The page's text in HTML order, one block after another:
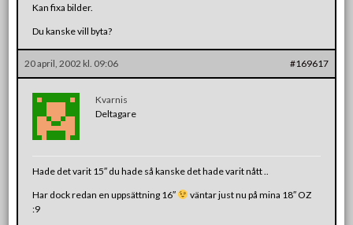
Kan fixa bilder.
Du kanske vill byta?
20 april, 2002 kl. 09:06 #169617
Kvarnis
Deltagare
Hade det varit 15″ du hade så kanske det hade varit nått ..
Har dock redan en uppsättning 16″
väntar just nu på mina 18″ OZ
:9